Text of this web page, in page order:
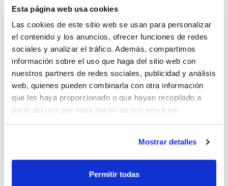
Esta página web usa cookies
Las cookies de este sitio web se usan para personalizar
el contenido y los anuncios, ofrecer funciones de redes
sociales y analizar el tráfico. Además, compartimos
información sobre el uso que haga del sitio web con
nuestros partners de redes sociales, publicidad y análisis
web, quienes pueden combinarla con otra información
que les haya proporcionado o que hayan recopilado a
partir del uso que haya hecho de sus servicios.
Mostrar detalles
Permitir todas
Diámetro (mm) : 185
Retención típica (µm) : 20-25
Plano/Plegado : Plegado
Pack (u.) : 100
Papeles de filtro para análisis cuantitativos y gravimétricos.
Fabricados con celulosa de alta pureza, con un contenido en
cenizas inferior al 0,01%.
Ver más
Documentación técnica
TDS / Ficha técnica
COA
descargas